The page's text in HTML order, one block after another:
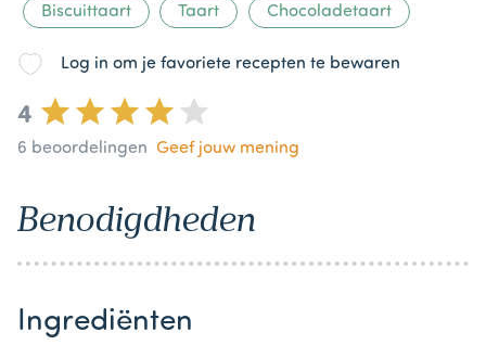
Biscuittaart Taart Chocoladetaart
Log in om je favoriete recepten te bewaren
4
6 beoordelingen Geef jouw mening
Benodigdheden
Ingrediënten